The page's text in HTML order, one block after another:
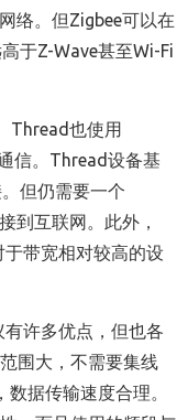
络。但Zigbee可以在
于Z-Wave甚至Wi-Fi
Thread也使用
信。Thread设备基
但仍需要一个
到互联网。此外，
带宽相对较高的设
许多优点，但也各
围大，不需要集线
据传输速度合理。